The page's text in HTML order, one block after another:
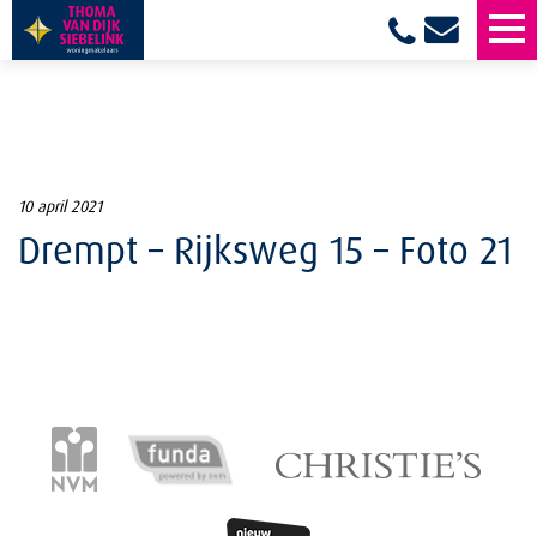
10 april 2021
Drempt – Rijksweg 15 – Foto 21